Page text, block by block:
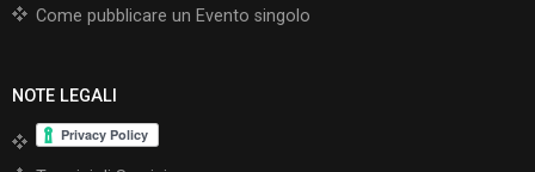
Come pubblicare un Evento singolo
NOTE LEGALI